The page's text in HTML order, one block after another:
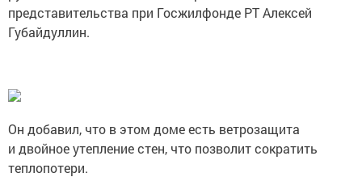
представительства при Госжилфонде РТ Алексей
Губайдуллин.
Он добавил, что в этом доме есть ветрозащита
и двойное утепление стен, что позволит сократить
теплопотери.